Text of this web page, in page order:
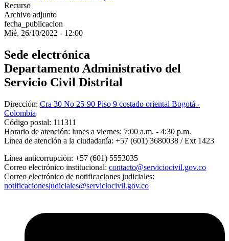
Recurso
Archivo adjunto
fecha_publicacion
Mié, 26/10/2022 - 12:00
Sede electrónica
Departamento Administrativo del
Servicio Civil Distrital
Dirección: Cra 30 No 25-90 Piso 9 costado oriental Bogotá -
Colombia
Código postal: 111311
Horario de atención: lunes a viernes: 7:00 a.m. - 4:30 p.m.
Línea de atención a la ciudadanía: +57 (601) 3680038 / Ext 1423
Línea anticorrupción: +57 (601) 5553035
Correo electrónico institucional: contacto@serviciocivil.gov.co
Correo electrónico de notificaciones judiciales:
notificacionesjudiciales@serviciocivil.gov.co